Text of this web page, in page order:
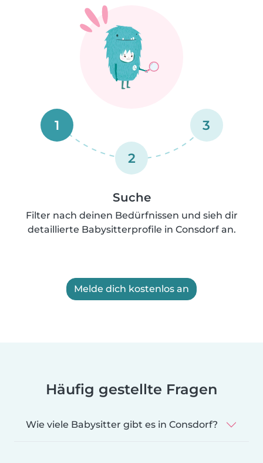
1
2
3
Suche
Filter nach deinen Bedürfnissen und sieh dir
detaillierte Babysitterprofile in Consdorf an.
Melde dich kostenlos an
Häufig gestellte Fragen
Wie viele Babysitter gibt es in Consdorf?